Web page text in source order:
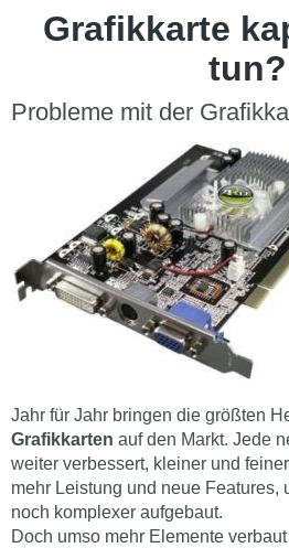
Grafikkarte kaputt - Was
tun?
Probleme mit der
Jahr für Jahr bringen die größten
Grafikkarten auf den Markt. Jede
weiter verbessert, kleiner und
mehr Leistung und neue Features,
noch komplexer aufgebaut.
Doch umso mehr Elemente